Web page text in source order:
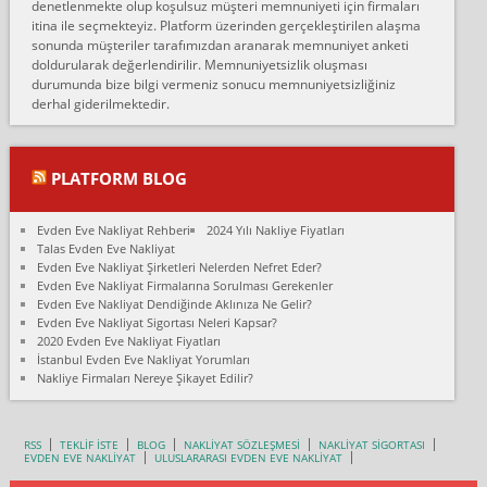
Konya ya Alicanlar naklyat la anlaştık bu şahıs evin taşınacağı gün
fiyatın mazoto gele...
Fatih kokmese:
Diyarbakır dan eşyamı getirtmek için anlaştım sözleşme yaptım.
Son anda fiyat artırdılar.. mecburiyetten tasittim.. bu kişiler ağrılı
Ali:
olduk. Asansörlü dediler sonra uraya asansör kurulmaz dediler
fark istediler. ortada asa...
Nimet:
Ben 2021 Ağustos ilk haftası Evimi taşıdım yani İstanbul'un bir
Mahallesi'nden bir başka Mahallesi'ne yani Ümraniye bölgesinde
oturuyorum önceleri ara...
Nimet Köse:
Hancıoğlu naklyatla taşındım...
denetlenmekte olup koşulsuz müşteri memnuniyeti için firmaları
itina ile seçmekteyiz. Platform üzerinden gerçekleştirilen alaşma
sonunda müşteriler tarafımızdan aranarak memnuniyet anketi
doldurularak değerlendirilir. Memnuniyetsizlik oluşması
durumunda bize bilgi vermeniz sonucu memnuniyetsizliğiniz
derhal giderilmektedir.
PLATFORM BLOG
Evden Eve Nakliyat Rehberi
2024 Yılı Nakliye Fiyatları
Talas Evden Eve Nakliyat
Evden Eve Nakliyat Şirketleri Nelerden Nefret Eder?
Evden Eve Nakliyat Firmalarına Sorulması Gerekenler
Evden Eve Nakliyat Dendiğinde Aklınıza Ne Gelir?
Evden Eve Nakliyat Sigortası Neleri Kapsar?
2020 Evden Eve Nakliyat Fiyatları
İstanbul Evden Eve Nakliyat Yorumları
Nakliye Firmaları Nereye Şikayet Edilir?
RSS TEKLİF İSTE BLOG NAKLİYAT SÖZLEŞMESİ
NAKLİYAT SİGORTASI
EVDEN EVE NAKLİYAT
ULUSLARARASI EVDEN EVE NAKLİYAT